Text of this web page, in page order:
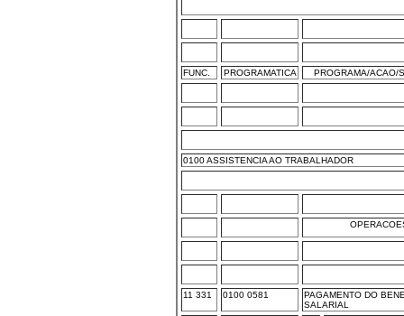
FUNC. PROGRAMATICA PROGRAMA/ACAO/
0100 ASSISTENCIA AO TRABALHADOR
11 331 0100 0581
PAGAMENTO DO
SALARIAL